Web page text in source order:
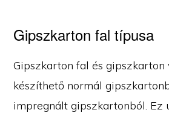
Gipszkarton fal típusa
Gipszkarton fal és gipszkarton
készíthető normál
impregnált gipszkartonból. Ez